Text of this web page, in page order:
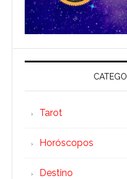
Tarot
Horóscopos
Destino